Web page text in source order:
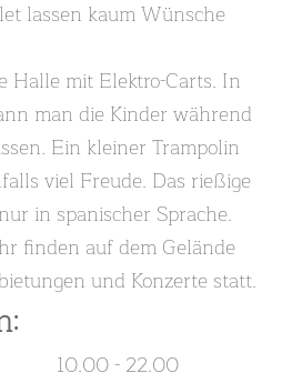
lassen kaum Wünsche
Halle mit Elektro-Carts. In
man die Kinder während
Ein kleiner Trampolin
viel Freude. Das rießige
in spanischer Sprache.
finden auf dem Gelände
und Konzerte statt.
10.00 - 22.00